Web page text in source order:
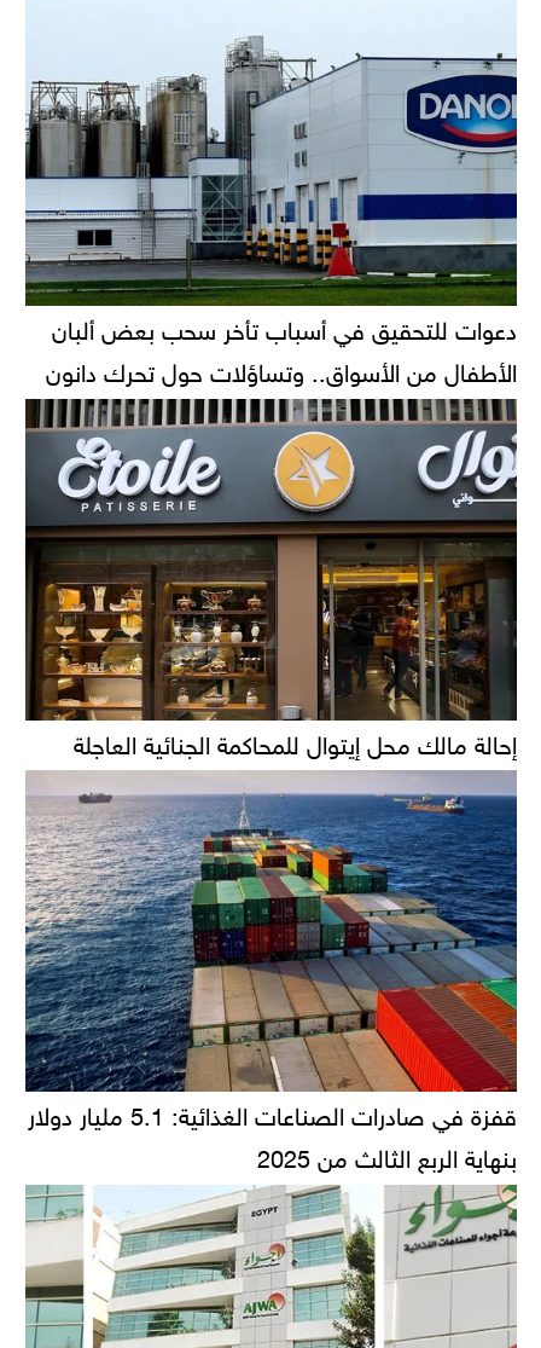
دعوات للتحقيق في أسباب تأخر سحب بعض ألبان
الأطفال من الأسواق.. وتساؤلات حول تحرك دانون
إحالة مالك محل إيتوال للمحاكمة الجنائية العاجلة
قفزة في صادرات الصناعات الغذائية: 5.1 مليار دولار
بنهاية الربع الثالث من 2025